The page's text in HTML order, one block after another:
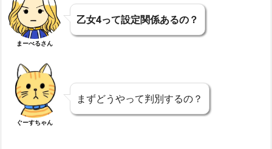
まーべるさん
乙女4って設定関係あるの？
ぐーすちゃん
まずどうやって判別するの？